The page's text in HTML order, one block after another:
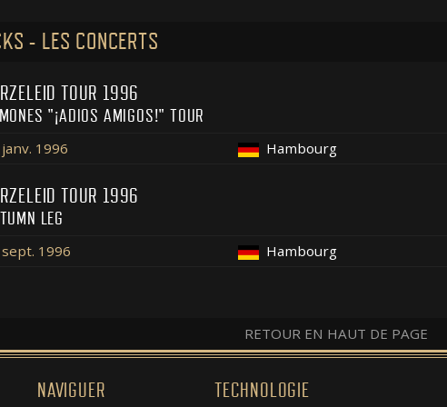
- LES CONCERTS
TOUR 1996
"¡ADIOS AMIGOS!" TOUR
1996 Hambourg
TOUR 1996
LEG
1996 Hambourg
RETOUR EN HAUT DE PAGE
NAVIGUER TECHNOLOGIE